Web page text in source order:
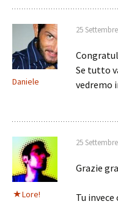
Daniele
25
Se tutto
vedremo
Lore!
25
Grazie
Tu